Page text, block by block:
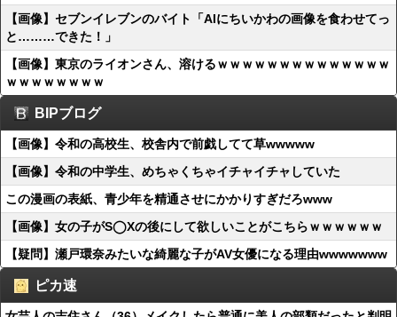
【画像】セブンイレブンのバイト「AIにちいかわの画像を食わせてっ
と………できた！」
【画像】東京のライオンさん、溶けるｗｗｗｗｗｗｗｗｗｗｗｗｗｗ
ｗｗｗｗｗｗｗｗ
BIPブログ
【画像】令和の高校生、校舎内で前戯してて草wwwww
【画像】令和の中学生、めちゃくちゃイチャイチャしていた
この漫画の表紙、青少年を精通させにかかりすぎだろwww
【画像】女の子がS◯Xの後にして欲しいことがこちらｗｗｗｗｗｗ
【疑問】瀬戸環奈みたいな綺麗な子がAV女優になる理由wwwwwww
ピカ速